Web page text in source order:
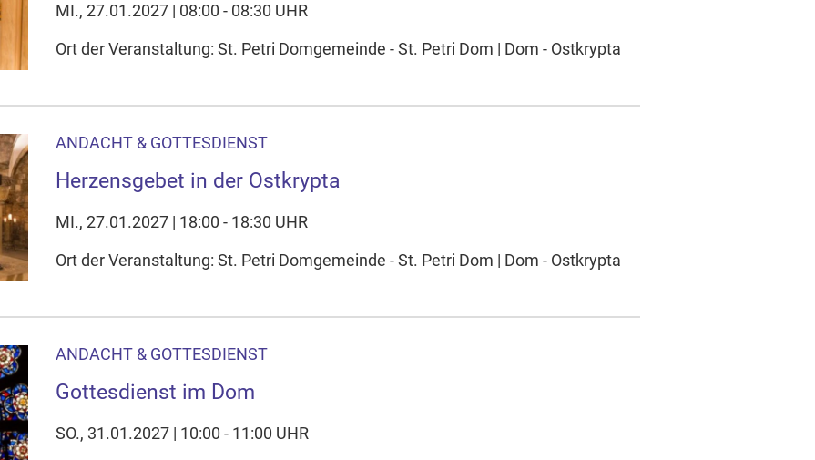
MI., 27.01.2027 | 08:00 - 08:30 UHR
Ort der Veranstaltung: St. Petri Domgemeinde - St. Petri Dom | Dom - Ostkrypta
ANDACHT & GOTTESDIENST
Herzensgebet in der Ostkrypta
MI., 27.01.2027 | 18:00 - 18:30 UHR
Ort der Veranstaltung: St. Petri Domgemeinde - St. Petri Dom | Dom - Ostkrypta
ANDACHT & GOTTESDIENST
Gottesdienst im Dom
SO., 31.01.2027 | 10:00 - 11:00 UHR